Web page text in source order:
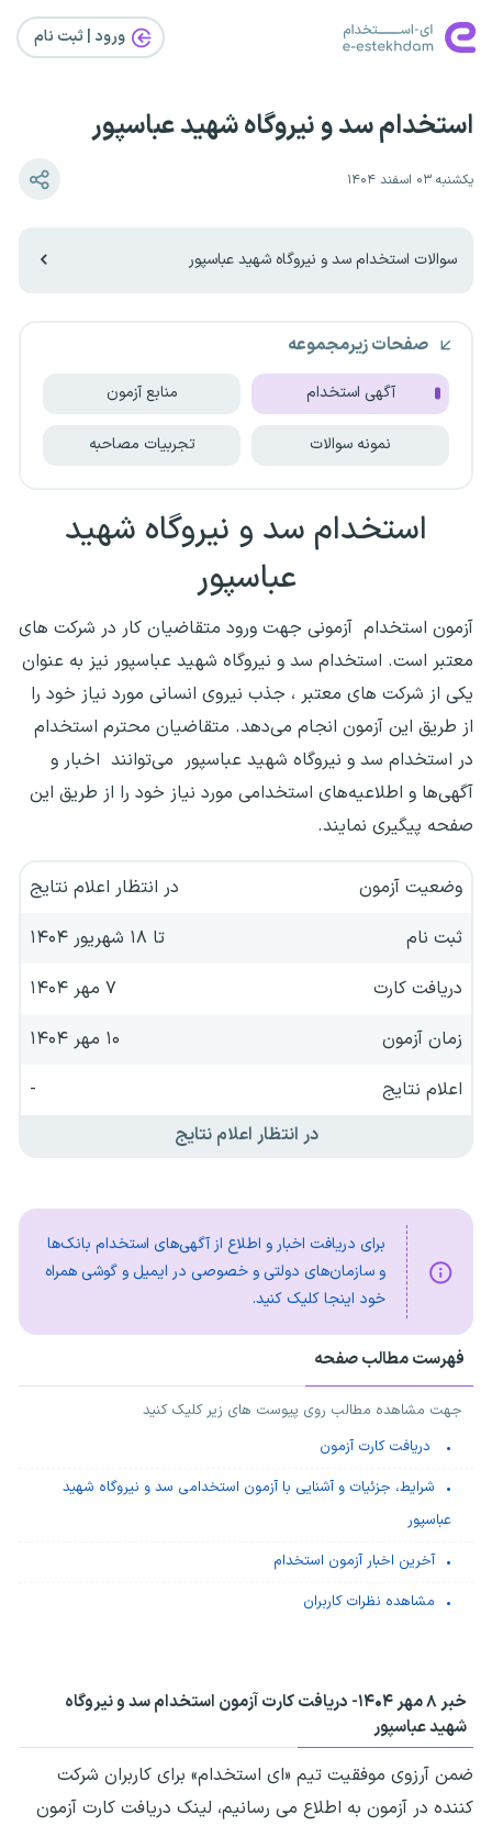
ورود | ثبت‌ نام
استخدام سد و نیروگاه شهید عباسپور
یکشنبه ۰۳ اسفند ۱۴۰۴
سوالات استخدام سد و نیروگاه شهید عباسپور
صفحات زیرمجموعه
آگهی استخدام منابع آزمون
نمونه سوالات تجربیات مصاحبه
استخدام سد و نیروگاه شهید
عباسپور
آزمون استخدام آزمونی جهت ورود متقاضیان کار در شرکت های
معتبر است. استخدام سد و نیروگاه شهید عباسپور نیز به عنوان
یکی از شرکت های معتبر ، جذب نیروی انسانی مورد نیاز خود را
از طریق این آزمون انجام می‌دهد. متقاضیان محترم استخدام
در استخدام سد و نیروگاه شهید عباسپور می‌توانند اخبار و
آگهی‌ها و اطلاعیه‌های استخدامی مورد نیاز خود را از طریق این
صفحه پیگیری نمایند.
وضعیت آزمون
در انتظار اعلام نتایج
ثبت نام
تا ۱۸ شهریور ۱۴۰۴
دریافت کارت
۷ مهر ۱۴۰۴
زمان آزمون
۱۰ مهر ۱۴۰۴
اعلام نتایج
-
در انتظار اعلام نتایج
برای دریافت اخبار و اطلاع از آگهی‌های استخدام بانک‌ها
و سازمان‌های دولتی و خصوصی در ایمیل و گوشی همراه
خود اینجا کلیک کنید.
فهرست مطالب صفحه
جهت مشاهده مطالب روی پیوست های زیر کلیک کنید
دریافت کارت آزمون
شرایط، جزئیات و آشنایی با آزمون استخدامی سد و نیروگاه شهید
عباسپور
آخرین اخبار آزمون استخدام
مشاهده نظرات کاربران
خبر ۸ مهر ۱۴۰۴-
دریافت کارت آزمون استخدام سد و نیروگاه
شهید عباسپور
ضمن آرزوی موفقیت تیم «ای استخدام» برای کاربران شرکت
کننده در آزمون به اطلاع می رسانیم، لینک دریافت کارت آزمون